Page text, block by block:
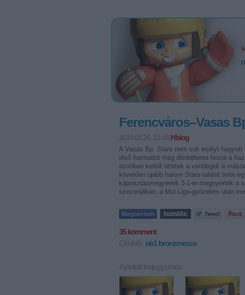
Ferencváros–Vasas
Hblog
A Vasas Bp. Stars nem sok esélyt
első harmadot még döntetlenre hozta a
azonban kettőt ütöttek a vendégek a
követően újabb három Stars-találat tette
káposztásmegyeriek 3-1-re megnyerték a
szezonjában, a Mol Liga-győzelem után
35komment
ob1 bronzmeccs